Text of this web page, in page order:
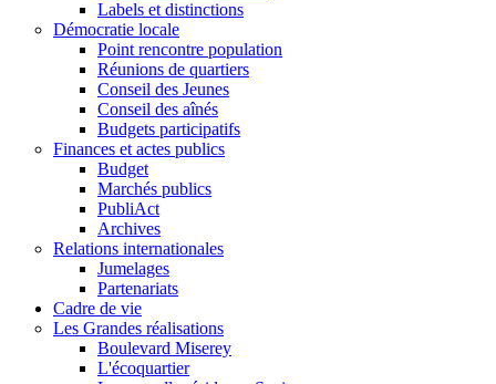
Labels et distinctions
Démocratie locale
Point rencontre population
Réunions de quartiers
Conseil des Jeunes
Conseil des aînés
Budgets participatifs
Finances et actes publics
Budget
Marchés publics
PubliAct
Archives
Relations internationales
Jumelages
Partenariats
Cadre de vie
Les Grandes réalisations
Boulevard Miserey
L'écoquartier